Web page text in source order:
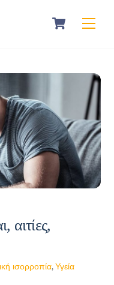
Cart
αιτίες,
ισορροπία,Υγεία